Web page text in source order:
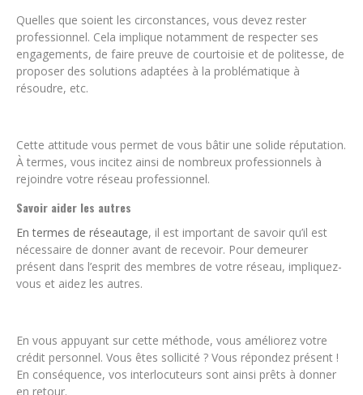
Quelles que soient les circonstances, vous devez rester
professionnel. Cela implique notamment de respecter ses
engagements, de faire preuve de courtoisie et de politesse, de
proposer des solutions adaptées à la problématique à
résoudre, etc.
Cette attitude vous permet de vous bâtir une solide réputation.
À termes, vous incitez ainsi de nombreux professionnels à
rejoindre votre réseau professionnel.
Savoir aider les autres
En termes de réseautage, il est important de savoir qu’il est
nécessaire de donner avant de recevoir. Pour demeurer
présent dans l’esprit des membres de votre réseau, impliquez-
vous et aidez les autres.
En vous appuyant sur cette méthode, vous améliorez votre
crédit personnel. Vous êtes sollicité ? Vous répondez présent !
En conséquence, vos interlocuteurs sont ainsi prêts à donner
en retour.